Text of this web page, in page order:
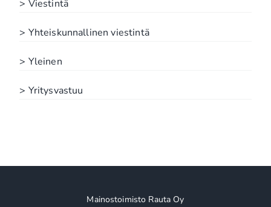
> Viestintä
> Yhteiskunnallinen viestintä
> Yleinen
> Yritysvastuu
Mainostoimisto Rauta Oy